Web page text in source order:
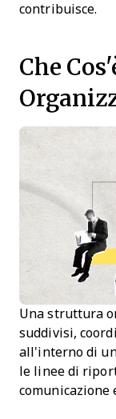
contribuisce.
Che
Una struttura
suddivisi,
all'interno di
le linee di
comunicazione